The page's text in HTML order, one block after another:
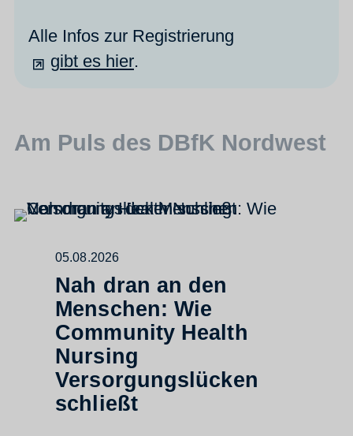
Alle Infos zur Registrierung
gibt es hier.
Am Puls des DBfK Nordwest
05.08.2026
Nah dran an den
Menschen: Wie
Community Health
Nursing
Versorgungslücken
schließt